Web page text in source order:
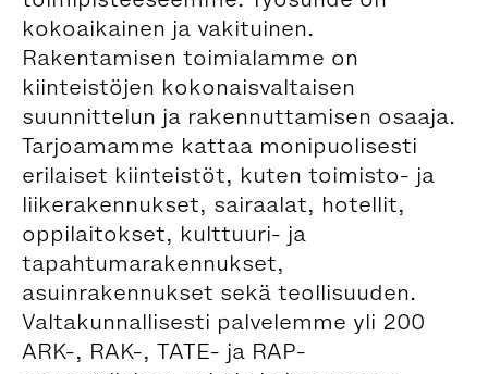
kokoaikainen ja vakituinen.
Rakentamisen toimialamme on
kiinteistöjen kokonaisvaltaisen
suunnittelun ja rakennuttamisen osaaja.
Tarjoamamme kattaa monipuolisesti
erilaiset kiinteistöt, kuten toimisto- ja
liikerakennukset, sairaalat, hotellit,
oppilaitokset, kulttuuri- ja
tapahtumarakennukset,
asuinrakennukset sekä teollisuuden.
Valtakunnallisesti palvelemme yli 200
ARK-, RAK-, TATE- ja RAP-